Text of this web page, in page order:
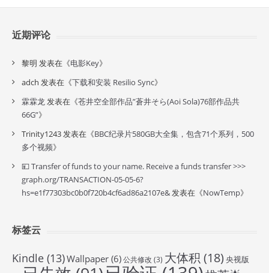
近期评论
黎明 发表在《电影Key》
adch 发表在《下载和安装 Resilio Sync》
霖霖龙发表在《苍井空全部作品”蒼井そら(Aoi Sola)76部作品共
66G”》
Trinity1243发表在《BBC纪录片580GB大全集，包含71个系列，500
多个视频》
💴 Transfer of funds to your name. Receive a funds transfer >>>
graph.org/TRANSACTION-05-05-6?
hs=e1f77303bc0b0f720b4cf6ad86a2107e&发表在《NowTemp》
标签云
Kindle (13)Wallpaper (6)公共修改 (3) 大体积 (18) 央视版